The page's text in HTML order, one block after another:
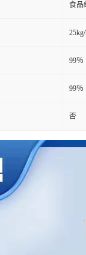
食品
99％
99％
否